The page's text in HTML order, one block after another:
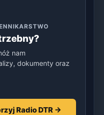
nam
dokumenty oraz
Radio DTR →